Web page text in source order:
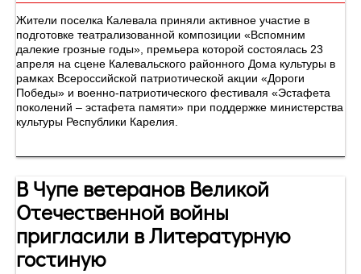
Жители поселка Калевала приняли активное участие в
подготовке театрализованной композиции «Вспомним
далекие грозные годы», премьера которой состоялась 23
апреля на сцене Калевальского районного Дома культуры в
рамках Всероссийской патриотической акции «Дороги
Победы» и военно-патриотического фестиваля «Эстафета
поколений – эстафета памяти» при поддержке министерства
культуры Республики Карелия.
В Чупе ветеранов Великой
Отечественной войны
пригласили в Литературную
гостиную